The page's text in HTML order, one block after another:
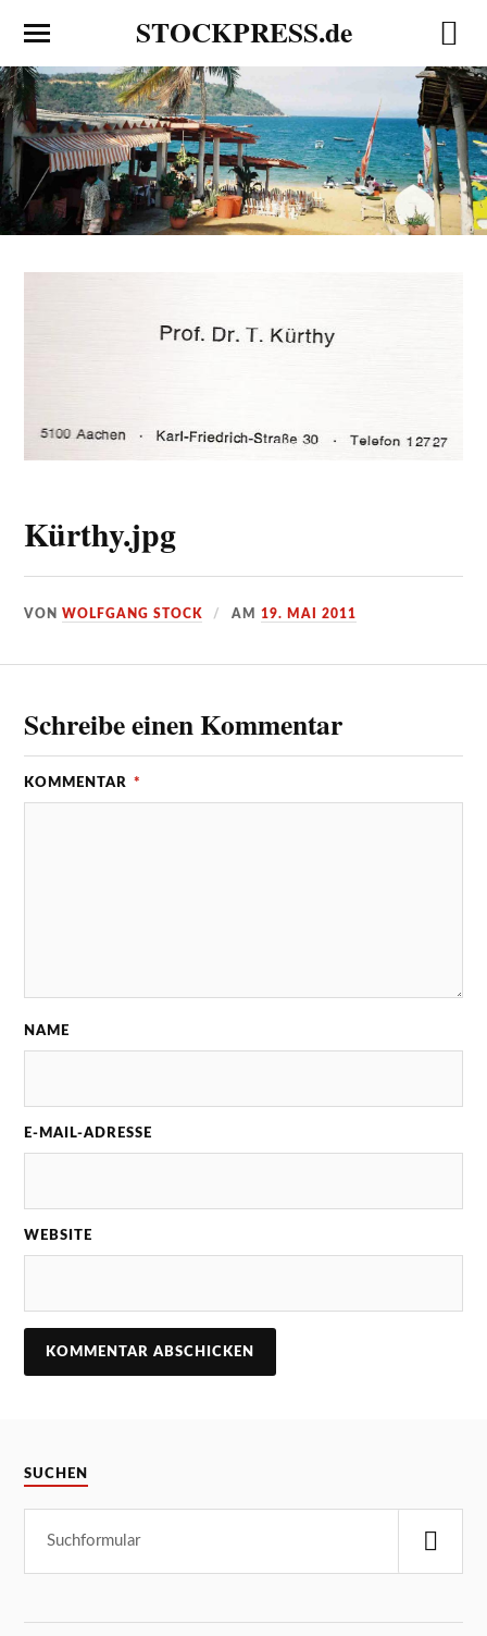
STOCKPRESS.de
Kürthy.jpg
VONWOLFGANG STOCK AM19. MAI 2011
Schreibe einen Kommentar
KOMMENTAR *
NAME
E-MAIL-ADRESSE
WEBSITE
SUCHEN